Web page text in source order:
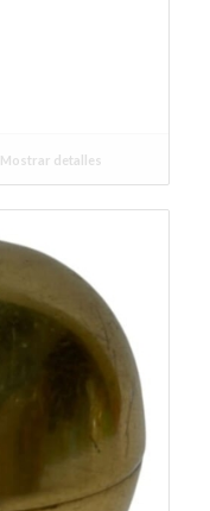
Mostrar detalles